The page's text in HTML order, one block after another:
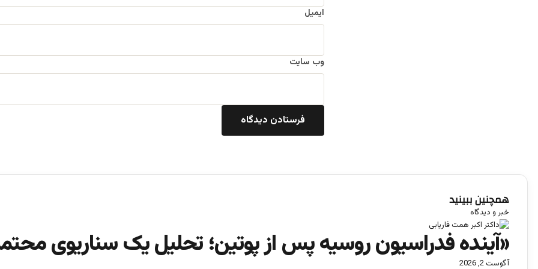
ایمیل
وب‌ سایت
همچنین ببینید
ب
س
ت
ن
خبر و دیدگاه
«آینده فدراسیون روسیه پس از پوتین؛ تحلیل یک سناریوی
آگوست 2, 2026